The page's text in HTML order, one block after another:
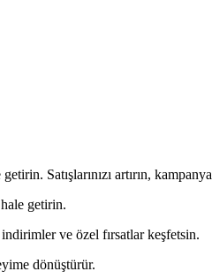
Satışlarınızı artırın,
getirin.
indirimler ve özel fırsatlar keşfetsin.
dönüştürür.